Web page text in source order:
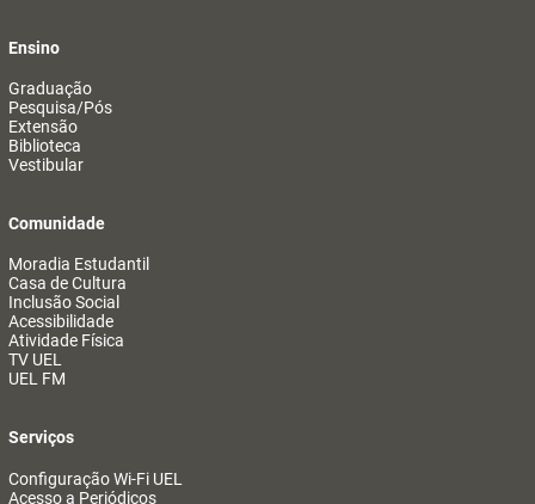
Ensino
Graduação
Pesquisa/Pós
Extensão
Biblioteca
Vestibular
Comunidade
Moradia Estudantil
Casa de Cultura
Inclusão Social
Acessibilidade
Atividade Física
TV UEL
UEL FM
Serviços
Configuração Wi-Fi UEL
Acesso a Periódicos